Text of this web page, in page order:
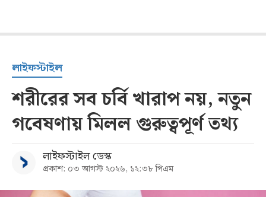
লাইফস্টাইল
শরীরের সব চর্বি খারাপ নয়, নতুন
গবেষণায় মিলল গুরুত্বপূর্ণ তথ্য
লাইফস্টাইল ডেস্ক
প্রকাশ: ০৩ আগস্ট ২০২৬, ১২:৩৮ পিএম